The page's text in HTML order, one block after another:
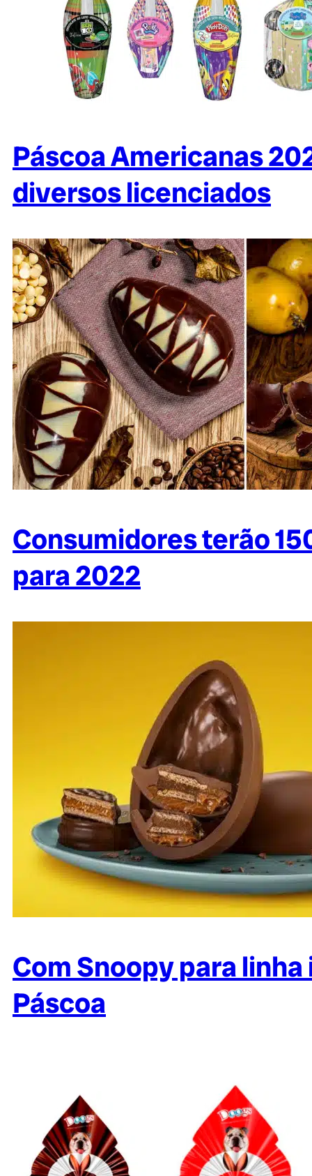
Páscoa Americanas
diversos licenciados
Consumidores terão
para 2022
Com Snoopy para
Páscoa